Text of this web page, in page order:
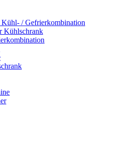
Kühl- / Gefrierkombination
Kühlschrank